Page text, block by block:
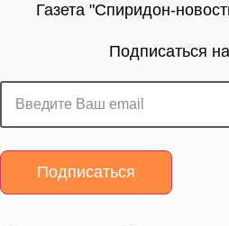
Газета "Спиридон-
Подписаться
Подписаться